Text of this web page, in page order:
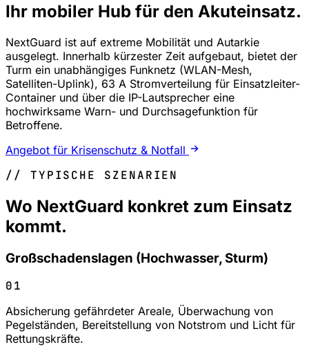
Ihr mobiler Hub für den Akuteinsatz.
NextGuard ist auf extreme Mobilität und Autarkie
ausgelegt. Innerhalb kürzester Zeit aufgebaut, bietet der
Turm ein unabhängiges Funknetz (WLAN-Mesh,
Satelliten-Uplink), 63 A Stromverteilung für Einsatzleiter-
Container und über die IP-Lautsprecher eine
hochwirksame Warn- und Durchsagefunktion für
Betroffene.
Angebot für Krisenschutz & Notfall
// TYPISCHE SZENARIEN
Wo NextGuard konkret zum Einsatz
kommt.
Großschadenslagen (Hochwasser, Sturm)
01
Absicherung gefährdeter Areale, Überwachung von
Pegelständen, Bereitstellung von Notstrom und Licht für
Rettungskräfte.